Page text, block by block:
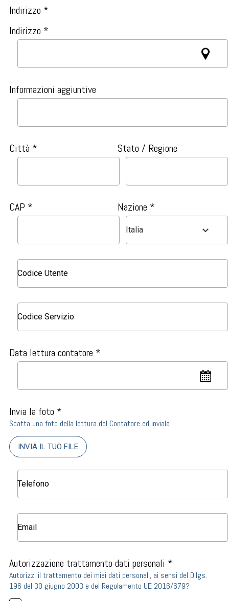
Indirizzo *
Indirizzo *
Informazioni aggiuntive
Città * Stato / Regione
CAP * Nazione *
Italia
Data lettura contatore *
Invia la foto *
Scatta una foto della lettura del Contatore ed inviala
INVIA IL TUO FILE
Autorizzazione trattamento dati personali *
Autorizzi il trattamento dei miei dati personali, ai sensi del D.lgs.
196 del 30 giugno 2003 e del Regolamento UE 2016/679?